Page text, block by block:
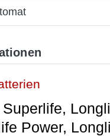
Superlife,
Power,